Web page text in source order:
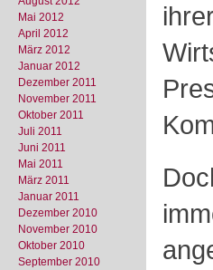
Mai 2012
April 2012
März 2012
Januar 2012
Dezember 2011
November 2011
Oktober 2011
Juli 2011
Juni 2011
Mai 2011
März 2011
Januar 2011
Dezember 2010
November 2010
Oktober 2010
September 2010